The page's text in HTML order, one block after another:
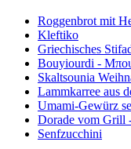
Roggenbrot mit
Kleftiko
Griechisches
Bouyiourdi -
Skaltsounia
Lammkarree aus
Umami-Gewürz
Dorade vom Grill
Senfzucchini